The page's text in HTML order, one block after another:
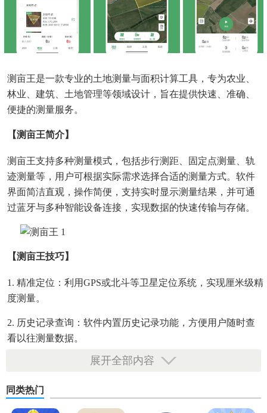
测亩王是一款专业的土地测量与面积计算工具，专为农业、
林业、建筑、土地管理等领域设计，旨在提供快速、准确、
便捷的测量服务。
【测亩王简介】
测亩王支持多种测量模式，包括步行测距、固定点测量、轨
迹测量等，用户可根据实际需求选择合适的测量方式。软件
界面简洁直观，操作简便，支持实时显示测量结果，并可通
过蓝牙与多种智能设备连接，实现数据的快速传输与存储。
【测亩王技巧】
1. 精准定位：利用GPS或北斗等卫星定位系统，实现厘米级精
度测量。
2. 历史记录查询：软件内置历史记录功能，方便用户随时查
看以往测量数据。
3. 多语言支持：支持多种语言界面，满足不同国家和地区用
展开全部内容
同类热门